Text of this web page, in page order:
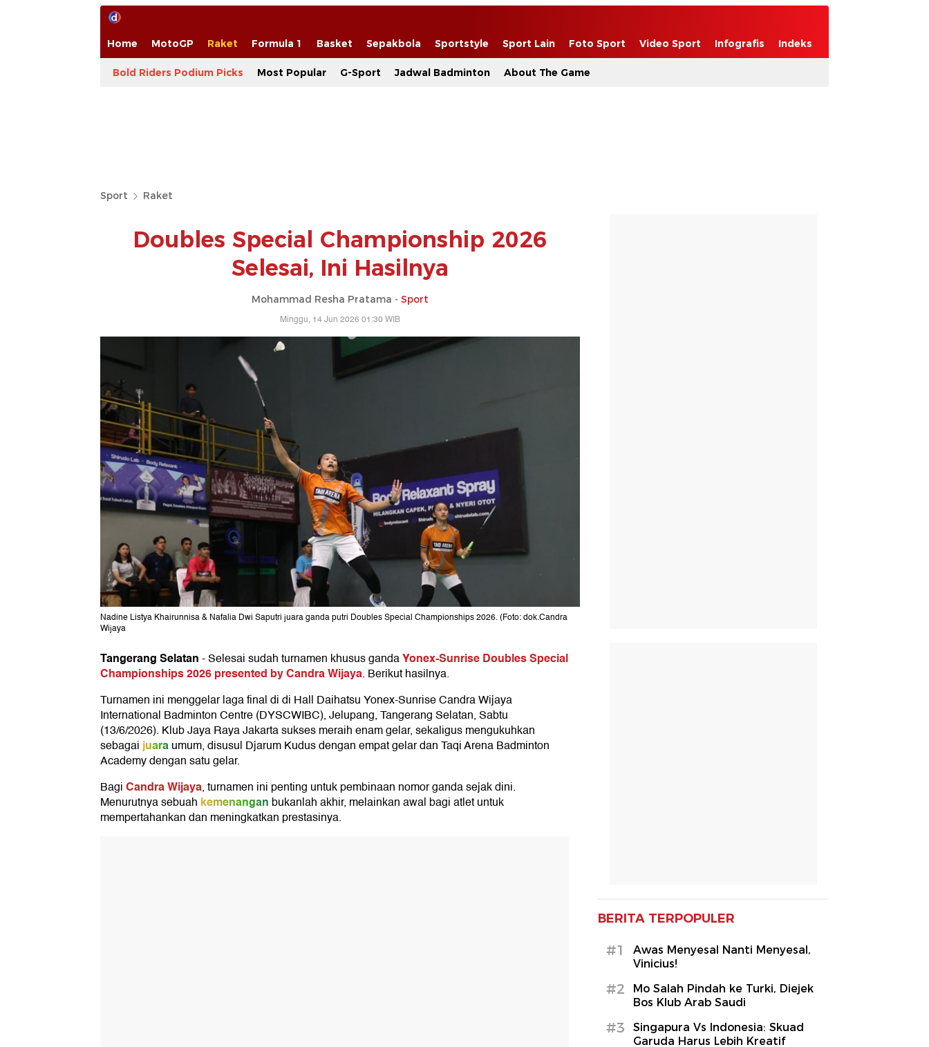
Home MotoGP Raket Formula 1 Basket Sepakbola Sportstyle Sport Lain Foto Sport Video Sport Infografis Indeks
Bold Riders Podium Picks Most Popular G-Sport Jadwal Badminton About The Game
Sport Raket
Doubles Special Championship 2026
Selesai, Ini Hasilnya
Mohammad Resha Pratama - Sport
Minggu, 14 Jun 2026 01:30 WIB
Nadine Listya Khairunnisa & Nafalia Dwi Saputri juara ganda putri Doubles Special Championships 2026. (Foto: dok.Candra
Wijaya
Tangerang Selatan-Selesai sudah turnamen khusus gandaYonex-Sunrise Doubles Special
Championships 2026 presented by Candra Wijaya. Berikut hasilnya.
Turnamen ini menggelar laga final di di Hall Daihatsu Yonex-Sunrise Candra Wijaya
International Badminton Centre (DYSCWIBC), Jelupang, Tangerang Selatan, Sabtu
(13/6/2026). Klub Jaya Raya Jakarta sukses meraih enam gelar, sekaligus mengukuhkan
sebagaijuaraumum, disusul Djarum Kudus dengan empat gelar dan Taqi Arena Badminton
Academy dengan satu gelar.
BagiCandra Wijaya, turnamen ini penting untuk pembinaan nomor ganda sejak dini.
Menurutnya sebuah kemenangan bukanlah akhir, melainkan awal bagi atlet untuk
mempertahankan dan meningkatkan prestasinya.
BERITA TERPOPULER
#1
Awas Menyesal Nanti Menyesal,
Vinicius!
#2
Mo Salah Pindah ke Turki, Diejek
Bos Klub Arab Saudi
#3
Singapura Vs Indonesia: Skuad
Garuda Harus Lebih Kreatif